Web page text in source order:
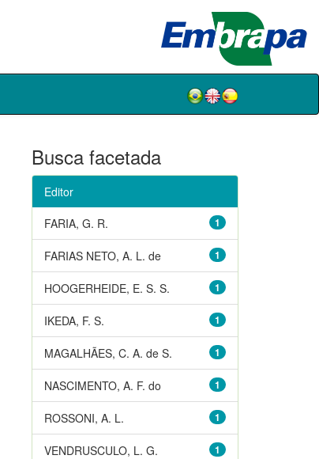
Busca facetada
Editor
1
FARIA, G. R.
1
FARIAS NETO, A. L. de
1
HOOGERHEIDE, E. S. S.
1
IKEDA, F. S.
1
MAGALHÃES, C. A. de S.
1
NASCIMENTO, A. F. do
1
ROSSONI, A. L.
1
VENDRUSCULO, L. G.